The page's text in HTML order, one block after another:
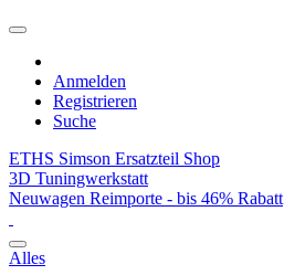
Anmelden
Registrieren
Suche
ETHS Simson Ersatzteil Shop
3D Tuningwerkstatt
Neuwagen Reimporte - bis 46% Rabatt
Alles